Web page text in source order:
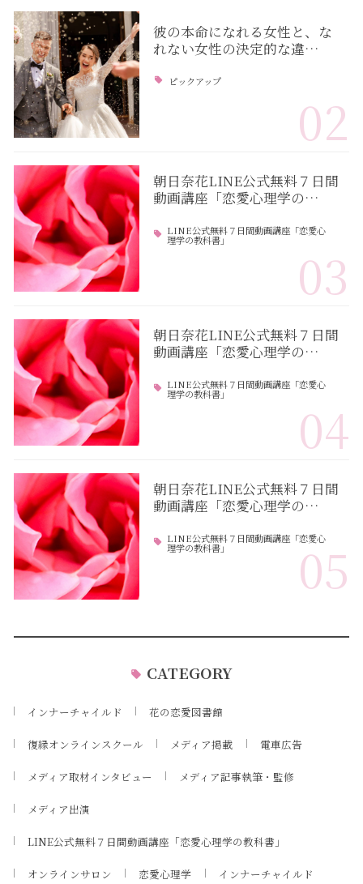
彼の本命になれる女性と、な
れない女性の決定的な違…
ピックアップ
02
朝日奈花LINE公式無料７日間
動画講座「恋愛心理学の…
LINE公式無料７日間動画講座「恋愛心
理学の教科書」
03
朝日奈花LINE公式無料７日間
動画講座「恋愛心理学の…
LINE公式無料７日間動画講座「恋愛心
理学の教科書」
04
朝日奈花LINE公式無料７日間
動画講座「恋愛心理学の…
LINE公式無料７日間動画講座「恋愛心
理学の教科書」 05
CATEGORY
インナーチャイルド 花の恋愛図書館
復縁オンラインスクール メディア掲載 電車広告
メディア取材インタビュー メディア記事執筆・監修
メディア出演
LINE公式無料７日間動画講座「恋愛心理学の教科書」
オンラインサロン 恋愛心理学 インナーチャイルド